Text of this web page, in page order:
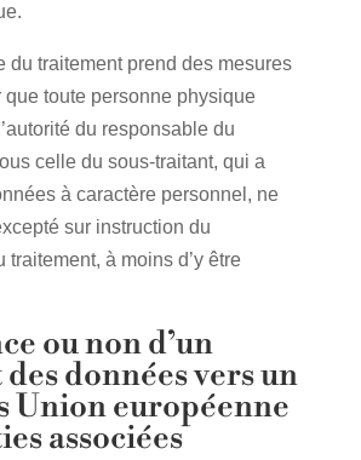
du traitement prend des mesures
que toute personne physique
du responsable du
celle du sous-traitant, qui a
à caractère personnel, ne
sur instruction du
traitement, à moins d’y être
ou non d’un
données vers un
Union européenne
associées